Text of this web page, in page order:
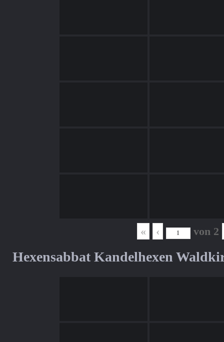
« ‹ von 2
Hexensabbat Kandelhexen